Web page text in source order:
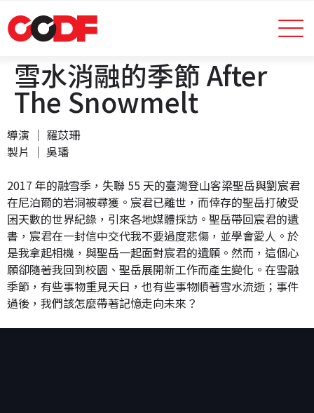
雪水消融的季節 After
The Snowmelt
導演 │ 羅苡珊
製片 │ 吳璠
2017 年的融雪季，失聯 55 天的臺灣登山客梁聖岳與劉宸君
在尼泊爾的岩洞被尋獲。宸君已離世，而倖存的聖岳打破受
困天數的世界紀錄，引來各地媒體採訪。聖岳帶回宸君的遺
書，宸君在一封信中交代我不要過度悲傷，並學會愛人。於
是我拿起相機，與聖岳一起面對宸君的遺願。然而，這個心
願卻隨著我回到校園、聖岳展開新工作而產生變化。在雪融
季節，有些事物重見天日，也有些事物順著雪水流逝；事件
過後，我們該怎麼帶著記憶走向未來？